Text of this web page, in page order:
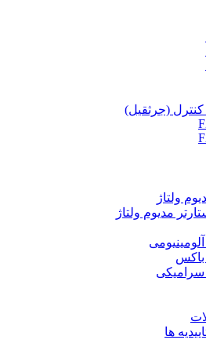
(جرثقیل)
ولتاژ
مدیوم ولتاژ
ها